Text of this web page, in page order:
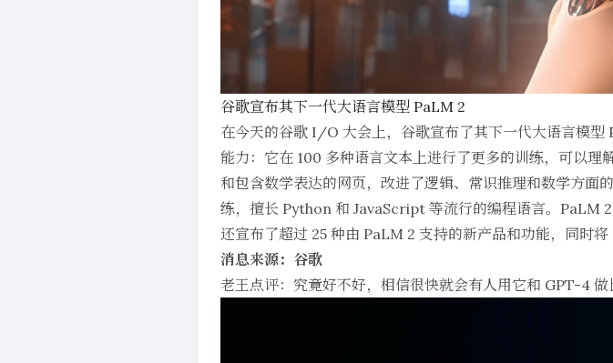
谷歌宣布其下一代大语言模型 PaLM 2
在今天的谷歌 I/O 大会上，谷歌宣布了其下一代大语言模
能力：它在 100 多种语言文本上进行了更多的训练，可以
和包含数学表达的网页，改进了逻辑、常识推理和数学方面
练，擅长 Python 和 JavaScript 等流行的编程语言。PaLM
还宣布了超过 25 种由 PaLM 2 支持的新产品和功能，同时将
消息来源：谷歌
老王点评：究竟好不好，相信很快就会有人用它和 GPT-4 做